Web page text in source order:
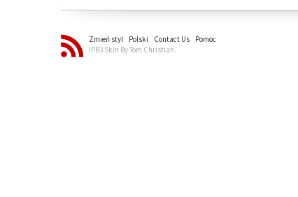
Zmień styl Polski Contact Us
Pomoc
IPB3 Skin By Tom Christian.